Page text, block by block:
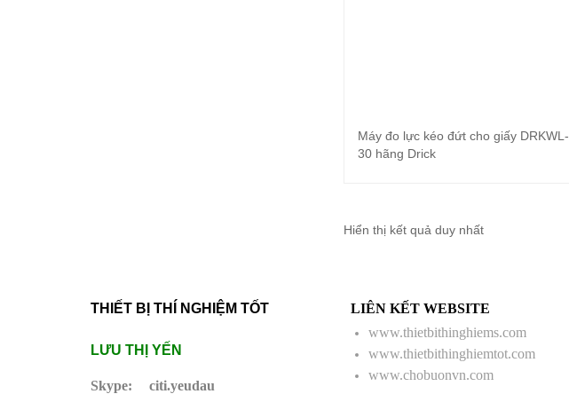
Đọc tiếp
Máy đo lực kéo đứt cho giấy DRKWL-
30 hãng Drick
Hiển thị kết quả duy nhất
THIẾT BỊ THÍ NGHIỆM TỐT
LƯU THỊ YẾN
Skype: citi.yeudau
LIÊN KẾT WEBSITE
www.thietbithinghiems.com
www.thietbithinghiemtot.com
www.chobuonvn.com